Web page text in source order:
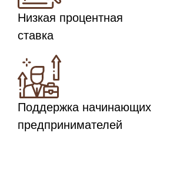
Низкая процентная
ставка
Поддержка начинающих
предпринимателей